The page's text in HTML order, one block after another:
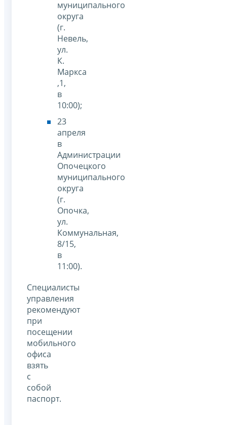
муниципального
округа
(г.
Невель,
ул.
К.
Маркса
,1,
в
10:00);
23
апреля
в
Администрации
Опочецкого
муниципального
округа
(г.
Опочка,
ул.
Коммунальная,
8/15,
в
11:00).
Специалисты
управления
рекомендуют
при
посещении
мобильного
офиса
взять
с
собой
паспорт.